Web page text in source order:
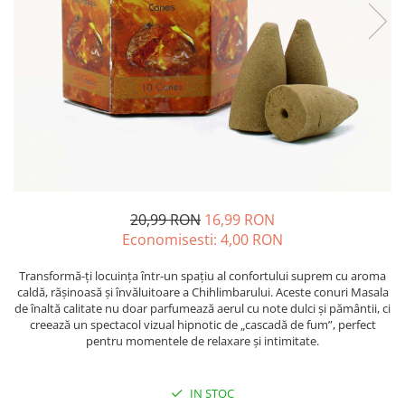
Piele, păr & unghii
Tranzit intestinal
Colesterol & tensiune
Sănătatea copiilor
Îngrijirea Tenului
Creme de față
Creme cu SPF
Demachiante
Creme pentru ochi
Balsam buze
Îngrijirea Corpului
Creme de corp
Colagen
Creatina
Curcumin (Turmeric)
Ginkgo biloba
Ginseng
Glucozamina
Zinc Bisglicinat
20,99 RON 16,99 RON
Economisesti: 4,00 RON
Transformă-ți locuința într-un spațiu al confortului suprem cu aroma
caldă, rășinoasă și învăluitoare a Chihlimbarului. Aceste conuri Masala
de înaltă calitate nu doar parfumează aerul cu note dulci și pământii, ci
creează un spectacol vizual hipnotic de „cascadă de fum”, perfect
pentru momentele de relaxare și intimitate.
IN STOC